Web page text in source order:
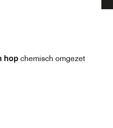
hop chemisch omgezet